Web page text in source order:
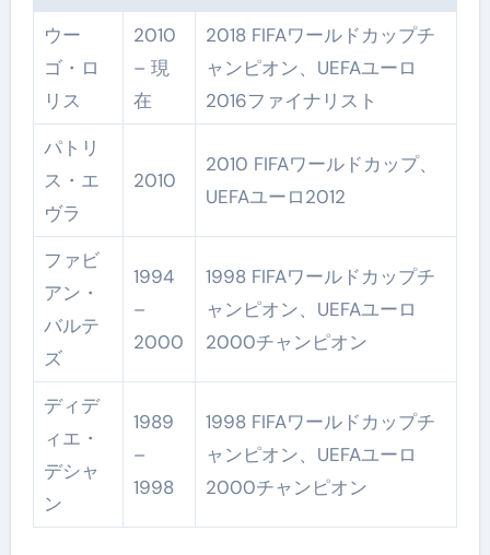
ウー
ゴ・ロ
リス
2010
– 現
在
2018 FIFAワールドカップチ
ャンピオン、UEFAユーロ
2016ファイナリスト
パトリ
ス・エ
ヴラ
2010
2010 FIFAワールドカップ、
UEFAユーロ2012
ファビ
アン・
バルテ
ズ
1994
–
2000
1998 FIFAワールドカップチ
ャンピオン、UEFAユーロ
2000チャンピオン
ディデ
ィエ・
デシャ
ン
1989
–
1998
1998 FIFAワールドカップチ
ャンピオン、UEFAユーロ
2000チャンピオン